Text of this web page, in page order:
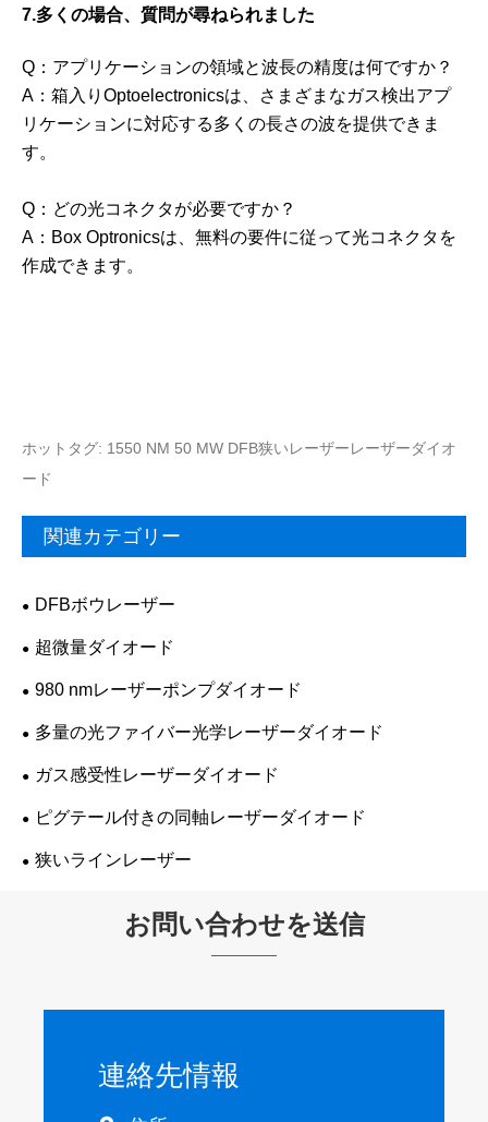
7.多くの場合、質問が尋ねられました
Q：アプリケーションの領域と波長の精度は何ですか？
A：箱入りOptoelectronicsは、さまざまなガス検出アプ
リケーションに対応する多くの長さの波を提供できま
す。
Q：どの光コネクタが必要ですか？
A：Box Optronicsは、無料の要件に従って光コネクタを
作成できます。
ホットタグ: 1550 NM 50 MW DFB狭いレーザーレーザーダイオ
ード
関連カテゴリー
DFBボウレーザー
超微量ダイオード
980 nmレーザーポンプダイオード
多量の光ファイバー光学レーザーダイオード
ガス感受性レーザーダイオード
ピグテール付きの同軸レーザーダイオード
狭いラインレーザー
お問い合わせを送信
連絡先情報